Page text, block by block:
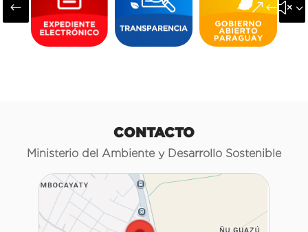
#
CONTACTO
Ministerio del Ambiente y Desarrollo Sostenible